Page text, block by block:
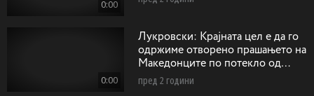
0:00
0:00
Лукровски: Крајната цел е да го
одржиме отворено прашањето на
Македонците по потекло од
Егејскиот дел на Македонија
пред 2 години